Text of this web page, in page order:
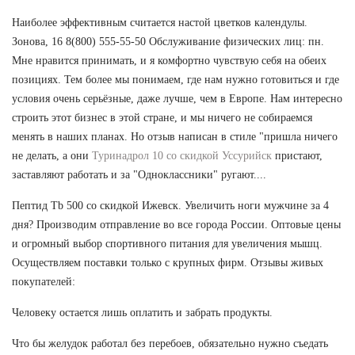
Наиболее эффективным считается настой цветков календулы.
Зонова, 16 8(800) 555-55-50 Обслуживание физических лиц: пн.
Мне нравится принимать, и я комфортно чувствую себя на обеих
позициях. Тем более мы понимаем, где нам нужно готовиться и где
условия очень серьёзные, даже лучше, чем в Европе. Нам интересно
строить этот бизнес в этой стране, и мы ничего не собираемся
менять в наших планах. Но отзыв написан в стиле "пришла ничего
не делать, а они Туринадрол 10 со скидкой Уссурийск пристают,
заставляют работать и за "Одноклассники" ругают....
Пептид Tb 500 со скидкой Ижевск. Увеличить ноги мужчине за 4
дня? Производим отправление во все города России. Оптовые цены
и огромный выбор спортивного питания для увеличения мышц.
Осуществляем поставки только с крупных фирм. Отзывы живых
покупателей:
Человеку остается лишь оплатить и забрать продукты.
Что бы желудок работал без перебоев, обязательно нужно съедать